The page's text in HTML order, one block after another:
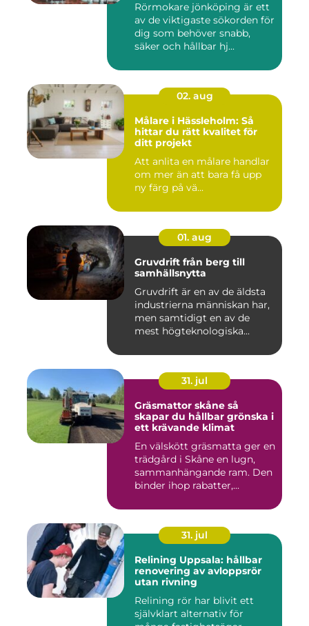
Rörmokare jönköping är ett
av de viktigaste sökorden för
dig som behöver snabb,
säker och hållbar hj...
02. aug
Målare i Hässleholm: Så
hittar du rätt kvalitet för
ditt projekt
Att anlita en målare handlar
om mer än att bara få upp
ny färg på vä...
01. aug
Gruvdrift från berg till
samhällsnytta
Gruvdrift är en av de äldsta
industrierna människan har,
men samtidigt en av de
mest högteknologiska...
31. jul
Gräsmattor skåne så
skapar du hållbar grönska i
ett krävande klimat
En välskött gräsmatta ger en
trädgård i Skåne en lugn,
sammanhängande ram. Den
binder ihop rabatter,...
31. jul
Relining Uppsala: hållbar
renovering av avloppsrör
utan rivning
Relining rör har blivit ett
självklart alternativ för